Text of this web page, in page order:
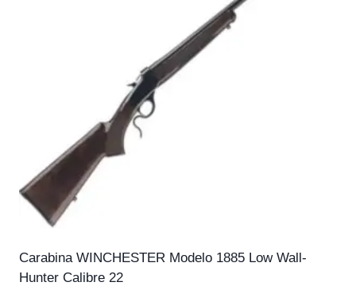
Carabina WINCHESTER Modelo 1885 Low Wall-
Hunter Calibre 22